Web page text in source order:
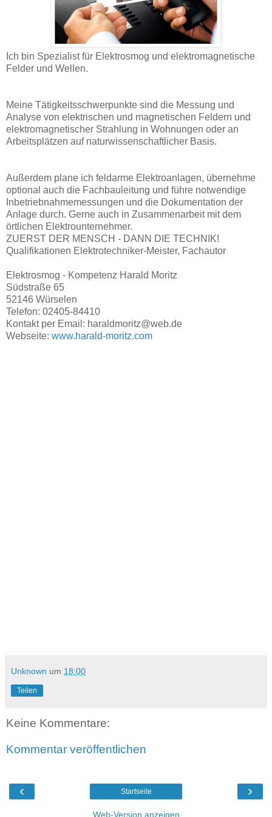
Ich bin Spezialist für Elektrosmog und elektromagnetische
Felder und Wellen.
Meine Tätigkeitsschwerpunkte sind die Messung und
Analyse von elektrischen und magnetischen Feldern und
elektromagnetischer Strahlung in Wohnungen oder an
Arbeitsplätzen auf naturwissenschaftlicher Basis.
Außerdem plane ich feldarme Elektroanlagen, übernehme
optional auch die Fachbauleitung und führe notwendige
Inbetriebnahmemessungen und die Dokumentation der
Anlage durch. Gerne auch in Zusammenarbeit mit dem
örtlichen Elektrounternehmer.
ZUERST DER MENSCH - DANN DIE TECHNIK!
Qualifikationen Elektrotechniker-Meister, Fachautor
Elektrosmog - Kompetenz Harald Moritz
Südstraße 65
52146 Würselen
Telefon: 02405-84410
Kontakt per Email: haraldmoritz@web.de
Webseite: www.harald-moritz.com
Unknown um 18:00
Teilen
Keine Kommentare:
Kommentar veröffentlichen
‹ ›
Startseite
Web-Version anzeigen